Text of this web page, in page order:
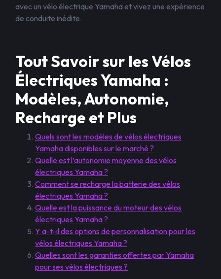
avec un vélo électrique Yamaha et vivez une expérience
de conduite inédite.
Tout Savoir sur les Vélos
Électriques Yamaha :
Modèles, Autonomie,
Recharge et Plus
Quels sont les modèles de vélos électriques
Yamaha disponibles sur le marché ?
Quelle est l’autonomie moyenne des vélos
électriques Yamaha ?
Comment se recharge la batterie des vélos
électriques Yamaha ?
Quelle est la puissance du moteur des vélos
électriques Yamaha ?
Y a-t-il des options de personnalisation pour les
vélos électriques Yamaha ?
Quelles sont les garanties offertes par Yamaha
pour ses vélos électriques ?